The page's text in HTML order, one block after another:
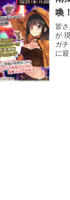
喚
皆
が
ガ
に